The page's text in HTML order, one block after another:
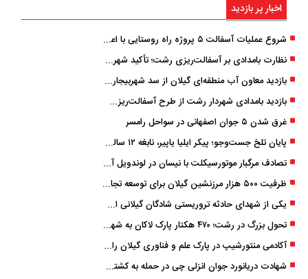
اخبار پر بازدید
شروع عملیات آسفالت ۵ پروژه راه ‌روستایی با اعتبار ۳۷۰ میلیاردی در گیلان
نظارت بامدادی بر آسفالت‌ریزی رشت؛ تأکید شهردار و بازرس کل بر کیفیت اجرای پروژه‌ها
بازدید معاون آب منطقه‌ای گیلان از سد شهربیجار برای تداوم تأمین آب شرب استان
بازدید بامدادی شهردار رشت از طرح آسفالت‌ریزی گسترده در مناطق پنج‌گانه
غرق شدن ۵ جوان اصفهانی در سواحل رامسر
پایان تلخ جست‌وجو؛ پیکر ایلیا یاپیر، نابغه ۱۲ ساله لاهیجانی پیدا شد
تصادف مرگبار موتورسیکلت با نیسان در لوندویل آستارا/ انتقال مصدوم با اورژانس هوایی به رشت
ظرفیت ۵۰۰ هزار مرزنشین گیلان برای توسعه تجارت فعال می‌شود
یکی از شهدای حادثه تروریستی شادگان گیلانی است/ شهادت «سینا سیاه‌ نژاد» در درگیری با اشرار مسلح
تحول بزرگ در رشت؛ ۴۷۰ هکتار پارک لاکان به شهر ملحق می‌شود/ انتقال سند به‌ زودی
آکادمی منتورشیپ در پارک علم و فناوری گیلان راه‌اندازی شد
شهادت دریانورد جوان انزلی چی در حمله به کشتی تجاری در دریای کاسپین